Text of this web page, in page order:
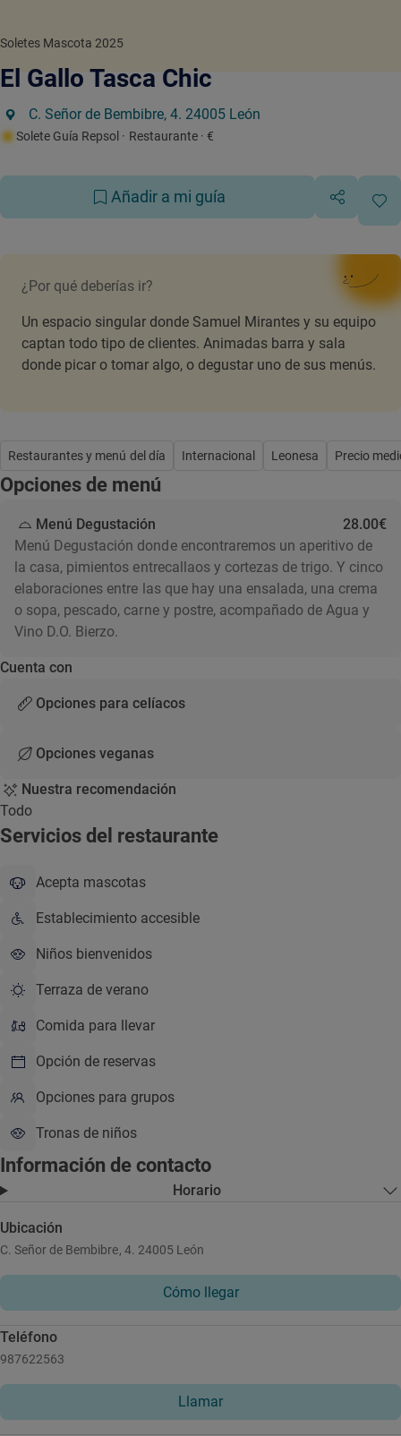
Soletes Mascota 2025
El Gallo Tasca Chic
C. Señor de Bembibre, 4. 24005 León
Solete Guía Repsol · Restaurante · €
Añadir a mi guía
¿Por qué deberías ir?
Un espacio singular donde Samuel Mirantes y su equipo
captan todo tipo de clientes. Animadas barra y sala
donde picar o tomar algo, o degustar uno de sus menús.
Restaurantes y menú del día Internacional Leonesa Precio
Opciones de menú
Menú Degustación
28.00€
Menú Degustación donde encontraremos un aperitivo de
la casa, pimientos entrecallaos y cortezas de trigo. Y cinco
elaboraciones entre las que hay una ensalada, una crema
o sopa, pescado, carne y postre, acompañado de Agua y
Vino D.O. Bierzo.
Cuenta con
Opciones para celíacos
Opciones veganas
Nuestra recomendación
Todo
Servicios del restaurante
Acepta mascotas
Establecimiento accesible
Niños bienvenidos
Terraza de verano
Comida para llevar
Opción de reservas
Opciones para grupos
Tronas de niños
Información de contacto
Horario
Ubicación
C. Señor de Bembibre, 4. 24005 León
Cómo llegar
Teléfono
987622563
Llamar